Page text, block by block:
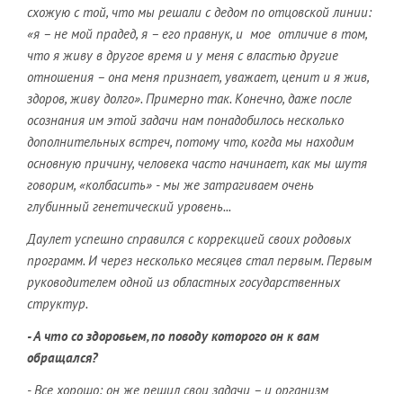
схожую с той, что мы решали с дедом по отцовской линии:
«я – не мой прадед, я – его правнук, и мое отличие в том,
что я живу в другое время и у меня с властью другие
отношения – она меня признает, уважает, ценит и я жив,
здоров, живу долго». Примерно так. Конечно, даже после
осознания им этой задачи нам понадобилось несколько
дополнительных встреч, потому что, когда мы находим
основную причину, человека часто начинает, как мы шутя
говорим, «колбасить» - мы же затрагиваем очень
глубинный генетический уровень...
Даулет успешно справился с коррекцией своих родовых
программ. И через несколько месяцев стал первым. Первым
руководителем одной из областных государственных
структур.
- А что со здоровьем, по поводу которого он к вам
обращался?
- Все хорошо: он же решил свои задачи – и организм